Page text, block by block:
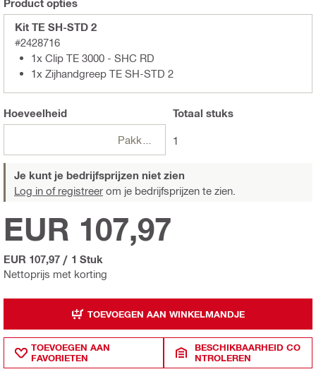
Product opties
Kit TE SH-STD 2
#2428716
1x Clip TE 3000 - SHC RD
1x Zijhandgreep TE SH-STD 2
Hoeveelheid
Pakketten
Totaal stuks
1
Je kunt je bedrijfsprijzen niet zien
Log in of registreer om je bedrijfsprijzen te zien.
Nettoprijs met korting
EUR 107,97
EUR 107,97 / 1 Stuk
TOEVOEGEN AAN WINKELMANDJE
TOEVOEGEN AAN
FAVORIETEN
BESCHIKBAARHEID CO
NTROLEREN